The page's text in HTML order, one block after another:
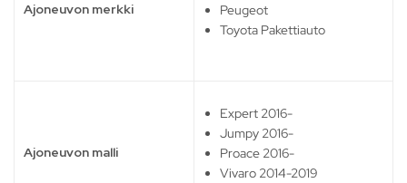
Ajoneuvon merkki
Peugeot
Toyota Pakettiauto
Ajoneuvon malli
Expert 2016-
Jumpy 2016-
Proace 2016-
Vivaro 2014-2019